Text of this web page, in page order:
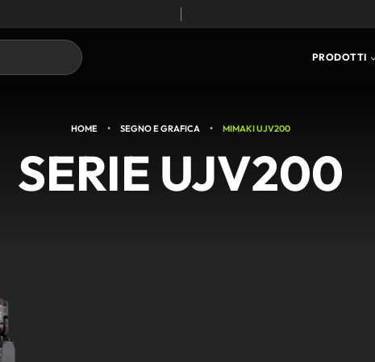
PRODOTTI
TECNOLOGIA CORE
HOME • SEGNO E GRAFICA • MIMAKI UJV200
SERIE UJV200